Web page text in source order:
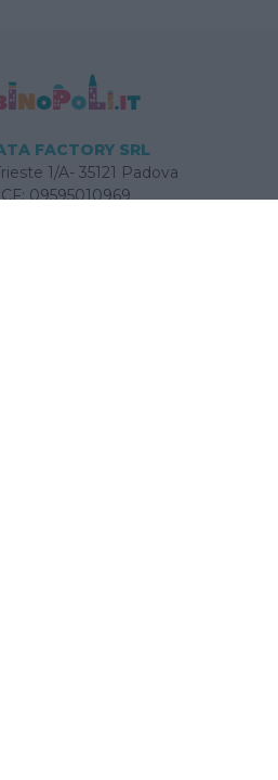
FACTORY SRL
1/A- 35121 Padova
09595010969